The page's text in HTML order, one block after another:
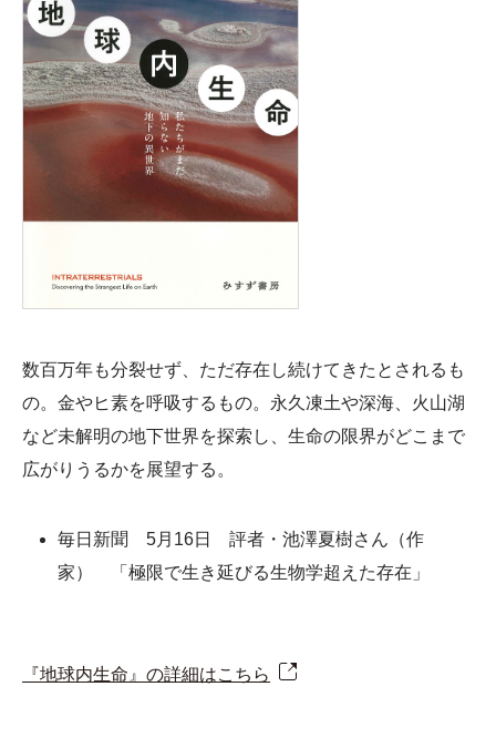
数百万年も分裂せず、ただ存在し続けてきたとされるも
の。金やヒ素を呼吸するもの。永久凍土や深海、火山湖
など未解明の地下世界を探索し、生命の限界がどこまで
広がりうるかを展望する。
毎日新聞 5月16日 評者・池澤夏樹さん（作
家） 「極限で生き延びる生物学超えた存在」
『地球内生命』の詳細はこちら